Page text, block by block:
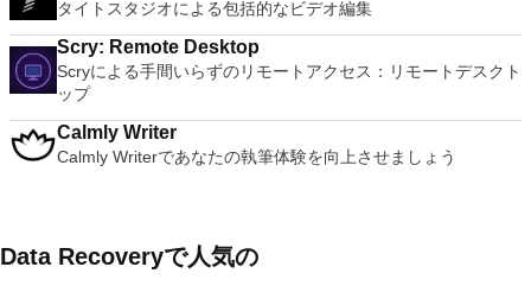
タイトスタジオによる包括的なビデオ編集
Scry: Remote Desktop
Scryによる手間いらずのリモートアクセス：リモートデスクト
ップ
Calmly Writer
Calmly Writerであなたの執筆体験を向上させましょう
Data Recoveryで人気の